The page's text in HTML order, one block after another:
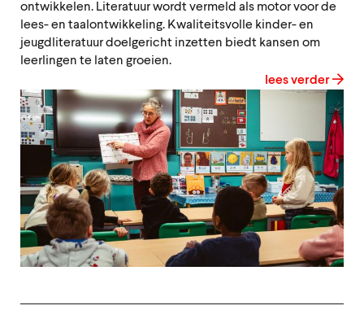
ontwikkelen. Literatuur wordt vermeld als motor voor de
lees- en taalontwikkeling. Kwaliteitsvolle kinder- en
jeugdliteratuur doelgericht inzetten biedt kansen om
leerlingen te laten groeien.
lees verder